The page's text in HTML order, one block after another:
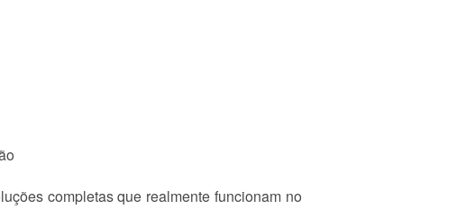
completas que realmente funcionam no